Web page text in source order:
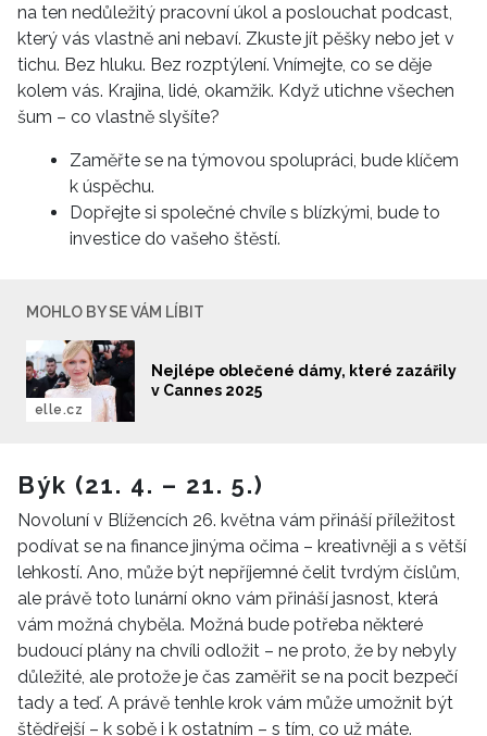
na ten nedůležitý pracovní úkol a poslouchat podcast,
který vás vlastně ani nebaví. Zkuste jít pěšky nebo jet v
tichu. Bez hluku. Bez rozptýlení. Vnímejte, co se děje
kolem vás. Krajina, lidé, okamžik. Když utichne všechen
šum – co vlastně slyšíte?
Zaměřte se na týmovou spolupráci, bude klíčem
k úspěchu.
Dopřejte si společné chvíle s blízkými, bude to
investice do vašeho štěstí.
MOHLO BY SE VÁM LÍBIT
Nejlépe oblečené dámy, které zazářily
v Cannes 2025
elle.cz
Býk (21. 4. – 21. 5.)
Novoluní v Blížencích 26. května vám přináší příležitost
podívat se na finance jinýma očima – kreativněji a s větší
lehkostí. Ano, může být nepříjemné čelit tvrdým číslům,
ale právě toto lunární okno vám přináší jasnost, která
vám možná chyběla. Možná bude potřeba některé
budoucí plány na chvíli odložit – ne proto, že by nebyly
důležité, ale protože je čas zaměřit se na pocit bezpečí
tady a teď. A právě tenhle krok vám může umožnit být
štědřejší – k sobě i k ostatním – s tím, co už máte.